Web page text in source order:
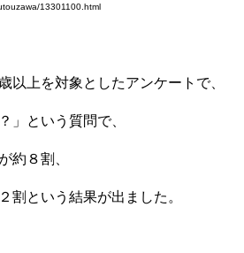
13301100.html
以上を対象としたアンケートで、
」という質問で、
約８割、
割という結果が出ました。